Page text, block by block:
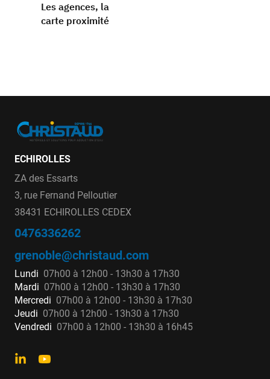
Les agences, la
carte proximité
ECHIROLLES
ZA des Essarts
3, rue Fernand Pelloutier
38431 ECHIROLLES CEDEX
0476336262
grenoble@christaud.com
Lundi 07h00 à 12h00 - 13h30 à 17h30
Mardi 07h00 à 12h00 - 13h30 à 17h30
Mercredi 07h00 à 12h00 - 13h30 à 17h30
Jeudi 07h00 à 12h00 - 13h30 à 17h30
Vendredi 07h00 à 12h00 - 13h30 à 16h45